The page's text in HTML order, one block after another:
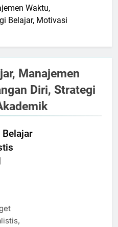
Waktu,
Belajar, Motivasi
Manajemen
Diri, Strategi
Belajar